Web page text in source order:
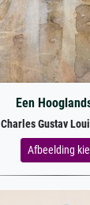
Een
Charles Gustav
Afbeelding